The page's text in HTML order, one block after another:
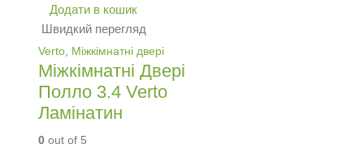
Додати в кошик
Швидкий перегляд
Verto, Міжкімнатні двері
Міжкімнатні Двері
Полло 3.4 Verto
Ламінатин
0 out of 5